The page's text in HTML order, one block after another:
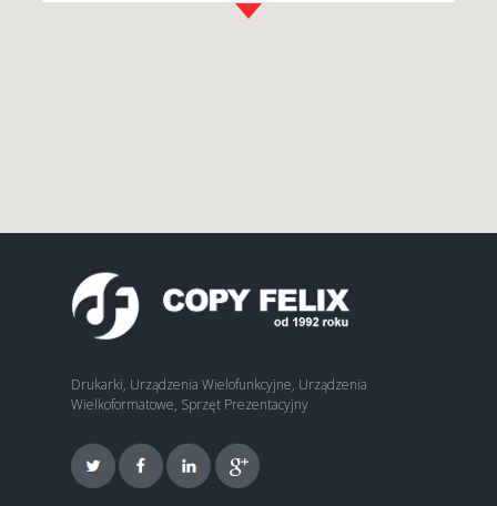
Drukarki, Urządzenia Wielofunkcyjne, Urządzenia
Wielkoformatowe, Sprzęt Prezentacyjny